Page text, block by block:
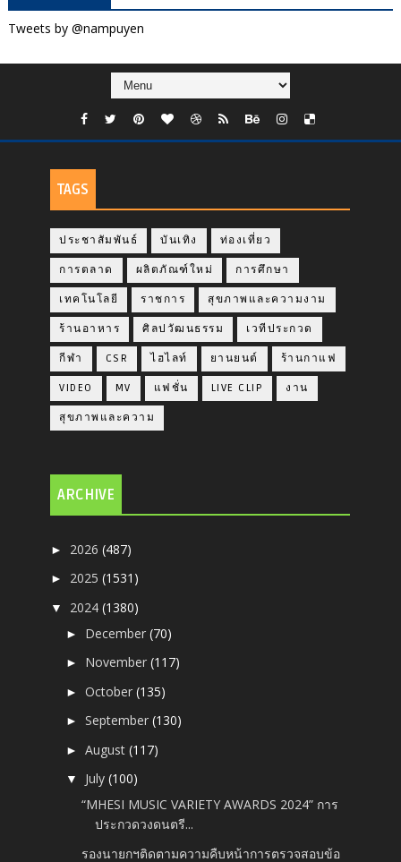
Tweets by @nampuyen
TAGS
ประชาสัมพันธ์ บันเทิง ท่องเที่ยว
การตลาด ผลิตภัณฑ์ใหม่ การศึกษา
เทคโนโลยี ราชการ สุขภาพและความงาม
ร้านอาหาร ศิลปวัฒนธรรม เวทีประกวด
กีฬา CSR ไฮไลท์ ยานยนต์ ร้านกาแฟ
VIDEO MV แฟชั่น LIVE CLIP งาน
สุขภาพและความ
ARCHIVE
► 2026(487)
► 2025(1531)
▼ 2024(1380)
► December(70)
► November(117)
►October(135)
►September(130)
►August(117)
▼ July(100)
“MHESI MUSIC VARIETY AWARDS 2024” การ
ประกวดวงดนตรี...
รองนายกฯติดตามความคืบหน้าการตรวจสอบข้อ